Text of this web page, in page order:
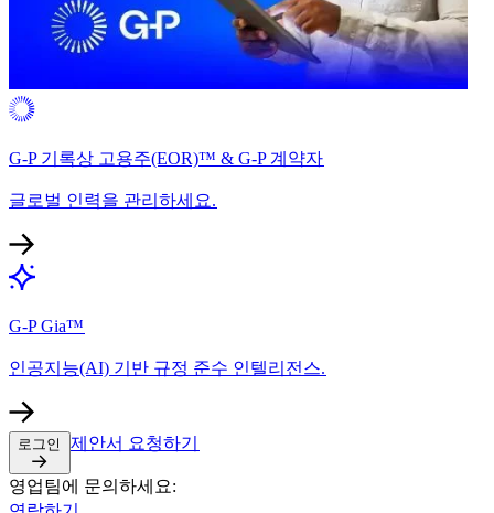
G-P 기록상 고용주(EOR)™ & G-P 계약자​​
글로벌 인력을 관리하세요.​​
G-P Gia™​​
인공지능(AI) 기반 규정 준수 인텔리전스.​​
로그인​​ 제안서 요청하기​​
영업팀에 문의하세요:​​